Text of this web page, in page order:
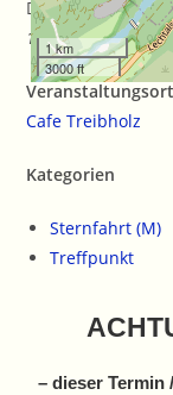
1 km
3000 ft
Date(s) - 12/05/
11:00 a.m.
Veranstaltungsort
Cafe Treibholz
Kategorien
Sternfahrt (M)
Treffpunkt
– dieser